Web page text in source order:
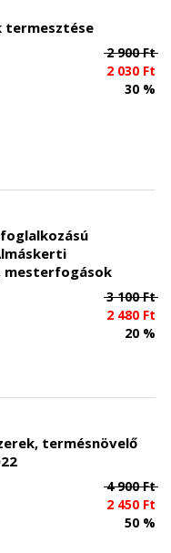
termesztése
2 900Ft
2 030 Ft
30 %
3 100Ft
2 480 Ft
20 %
termésnövelő
4 900Ft
2 450 Ft
50 %